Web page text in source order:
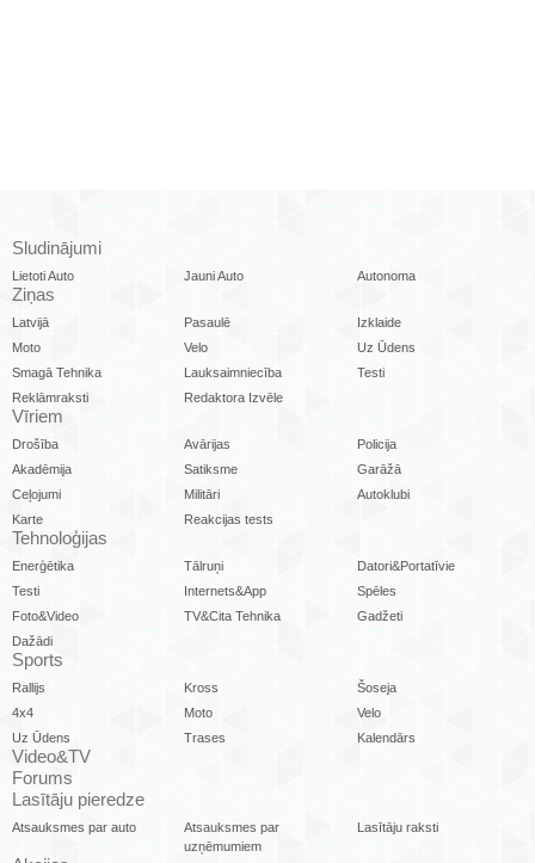
Sludinājumi
Lietoti Auto Jauni Auto Autonoma
Ziņas
Latvijā Pasaulē
Izklaide
Moto
Velo
Uz Ūdens
Smagā Tehnika
Lauksaimniecība
Testi
Reklāmraksti
Redaktora Izvēle
Vīriem
Drošība Avārijas
Policija
Akadēmija
Satiksme
Garāžā
Ceļojumi
Militāri
Autoklubi
Karte
Reakcijas tests
Tehnoloģijas
Enerģētika Tālruņi
Datori&Portatīvie
Testi
Internets&App
Spēles
Foto&Video
TV&Cita Tehnika
Gadžeti
Dažādi
Sports
Rallijs Kross
Šoseja
4x4
Moto
Velo
Uz Ūdens
Trases Kalendārs
Video&TV
Forums
Lasītāju pieredze
Atsauksmes par auto
Atsauksmes par
uzņēmumiem
Lasītāju raksti